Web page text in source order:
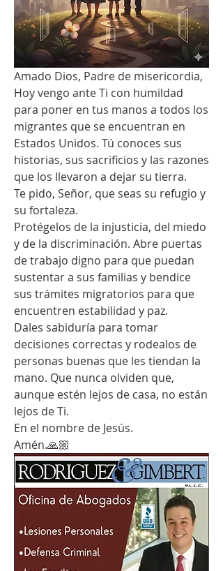
Amado Dios, Padre de misericordia,
Hoy vengo ante Ti con humildad
para poner en tus manos a todos los
migrantes que se encuentran en
Estados Unidos. Tú conoces sus
historias, sus sacrificios y las razones
que los llevaron a dejar su tierra.
Te pido, Señor, que seas su refugio y
su fortaleza.
Protégelos de la injusticia, del miedo
y de la discriminación. Abre puertas
de trabajo digno para que puedan
sustentar a sus familias y bendice
sus trámites migratorios para que
encuentren estabilidad y paz.
Dales sabiduría para tomar
decisiones correctas y rodealos de
personas buenas que les tiendan la
mano. Que nunca olviden que,
aunque estén lejos de casa, no están
lejos de Ti.
En el nombre de Jesús.
Amén.🙏🏼